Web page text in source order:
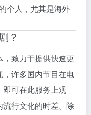
个人，尤其是海外
？
致力于提供快速更
，许多国内节目在电
即可在此服务上观
行文化的时差。除